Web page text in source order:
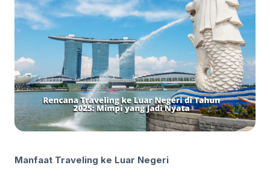
Manfaat Traveling ke Luar Negeri